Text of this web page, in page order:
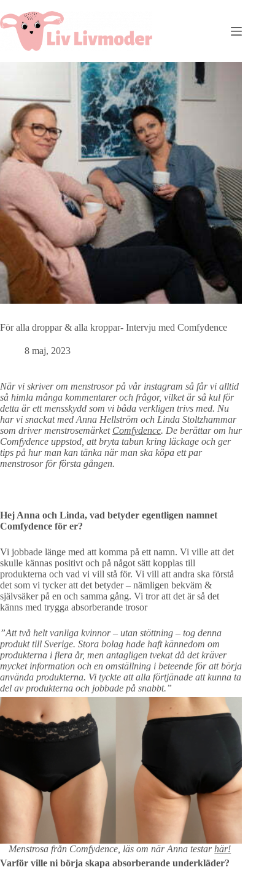
För alla droppar & alla kroppar- Intervju med Comfydence
8 maj, 2023
När vi skriver om menstrosor på vår instagram så får vi alltid
så himla många kommentarer och frågor, vilket är så kul för
detta är ett mensskydd som vi båda verkligen trivs med. Nu
har vi snackat med Anna Hellström och Linda Stoltzhammar
som driver menstrosemärket Comfydence. De berättar om hur
Comfydence uppstod, att bryta tabun kring läckage och ger
tips på hur man kan tänka när man ska köpa ett par
menstrosor för första gången.
Hej Anna och Linda, vad betyder egentligen namnet
Comfydence för er?
Vi jobbade länge med att komma på ett namn. Vi ville att det
skulle kännas positivt och på något sätt kopplas till
produkterna och vad vi vill stå för. Vi vill att andra ska förstå
det som vi tycker att det betyder – nämligen bekväm &
självsäker på en och samma gång. Vi tror att det är så det
känns med trygga absorberande trosor
”Att två helt vanliga kvinnor – utan stöttning – tog denna
produkt till Sverige. Stora bolag hade haft kännedom om
produkterna i flera år, men antagligen tvekat då det kräver
mycket information och en omställning i beteende för att börja
använda produkterna. Vi tyckte att alla förtjänade att kunna ta
del av produkterna och jobbade på snabbt.”
Menstrosa från Comfydence, läs om när Anna testarhär!
Varför ville ni börja skapa absorberande underkläder?